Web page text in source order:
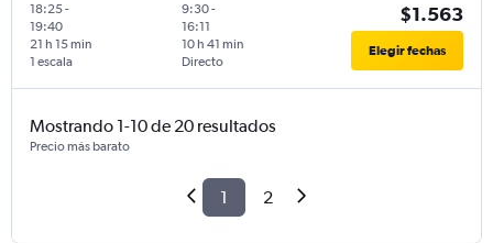
18:25-
19:40
1 escala
21 h 15 min
9:30-
16:11
Directo
10 h 41 min
$1.563
Elegir fechas
Mostrando 1-10 de 20 resultados
Precio más barato
1 2